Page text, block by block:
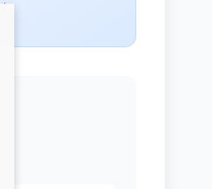
senza accettare